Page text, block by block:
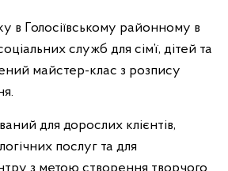
в Голосіївському районному в
служб для сім’ї, дітей та
майстер-клас з розпису
для дорослих клієнтів,
послуг та для